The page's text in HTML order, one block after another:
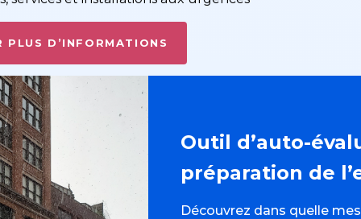
PLUS D’INFORMATIONS
Outil d’auto-
préparation de
Découvrez dans quelle